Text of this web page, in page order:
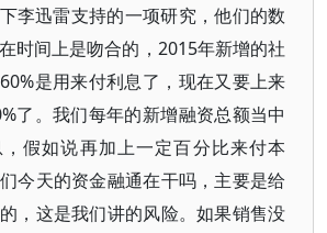
李迅雷支持的一项研究，他们的数
时间上是吻合的，2015年新增的社
是用来付利息了，现在又要上来
了。我们每年的新增融资总额当中
假如说再加上一定百分比来付本
今天的资金融通在干吗，主要是给
，这是我们讲的风险。如果销售没